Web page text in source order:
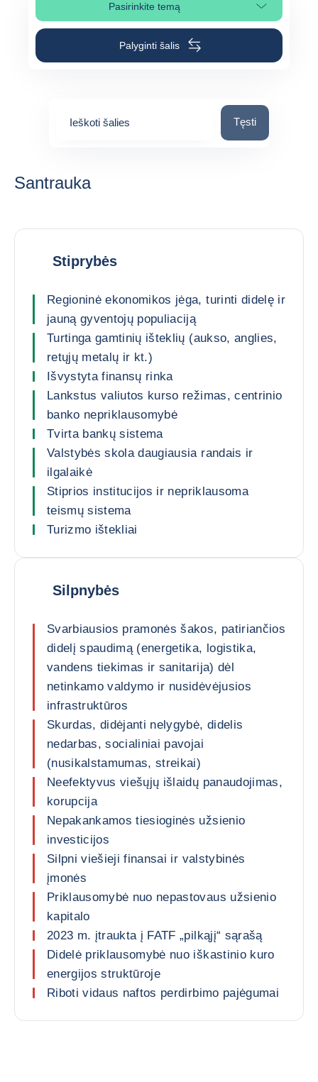
Pasirinkite temąPasirinkite puslapio skiltį
Palyginti šalis
Ieškoti šalies Ieškoti šalies
Tęsti
Santrauka
Stiprybės
Regioninė ekonomikos jėga, turinti didelę ir
jauną gyventojų populiaciją
Turtinga gamtinių išteklių (aukso, anglies,
retųjų metalų ir kt.)
Išvystyta finansų rinka
Lankstus valiutos kurso režimas, centrinio
banko nepriklausomybė
Tvirta bankų sistema
Valstybės skola daugiausia randais ir
ilgalaikė
Stiprios institucijos ir nepriklausoma
teismų sistema
Turizmo ištekliai
Silpnybės
Svarbiausios pramonės šakos, patiriančios
didelį spaudimą (energetika, logistika,
vandens tiekimas ir sanitarija) dėl
netinkamo valdymo ir nusidėvėjusios
infrastruktūros
Skurdas, didėjanti nelygybė, didelis
nedarbas, socialiniai pavojai
(nusikalstamumas, streikai)
Neefektyvus viešųjų išlaidų panaudojimas,
korupcija
Nepakankamos tiesioginės užsienio
investicijos
Silpni viešieji finansai ir valstybinės
įmonės
Priklausomybė nuo nepastovaus užsienio
kapitalo
2023 m. įtraukta į FATF „pilkąjį“ sąrašą
Didelė priklausomybė nuo iškastinio kuro
energijos struktūroje
Riboti vidaus naftos perdirbimo pajėgumai